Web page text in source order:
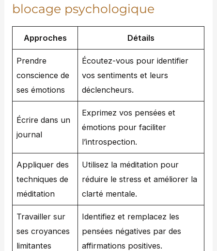
blocage psychologique
Approches Détails
Prendre
conscience de
ses émotions
Écoutez-vous pour identifier
vos sentiments et leurs
déclencheurs.
Écrire dans un
journal
Exprimez vos pensées et
émotions pour faciliter
l’introspection.
Appliquer des
techniques de
méditation
Utilisez la méditation pour
réduire le stress et améliorer la
clarté mentale.
Travailler sur
ses croyances
limitantes
Identifiez et remplacez les
pensées négatives par des
affirmations positives.